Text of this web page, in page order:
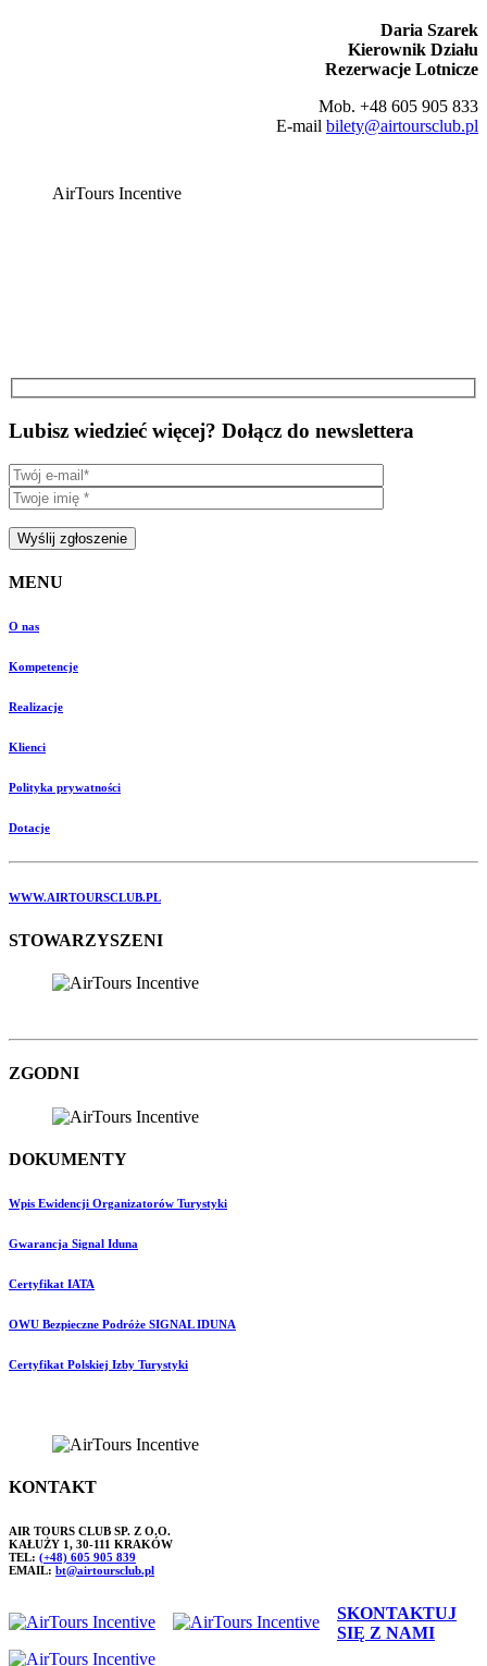
Daria Szarek
Kierownik Działu
Rezerwacje Lotnicze
Mob. +48 605 905 833
E-mail bilety@airtoursclub.pl
Lubisz wiedzieć więcej? Dołącz do newslettera
MENU
O nas
Kompetencje
Realizacje
Klienci
Polityka prywatności
Dotacje
WWW.AIRTOURSCLUB.PL
STOWARZYSZENI
ZGODNI
DOKUMENTY
Wpis Ewidencji Organizatorów Turystyki
Gwarancja Signal Iduna
Certyfikat IATA
OWU Bezpieczne Podróże SIGNAL IDUNA
Certyfikat Polskiej Izby Turystyki
KONTAKT
AIR TOURS CLUB SP. Z O.O.
KAŁUŻY 1, 30-111 KRAKÓW
TEL: (+48) 605 905 839
EMAIL: bt@airtoursclub.pl
SKONTAKTUJ
SIĘ Z NAMI